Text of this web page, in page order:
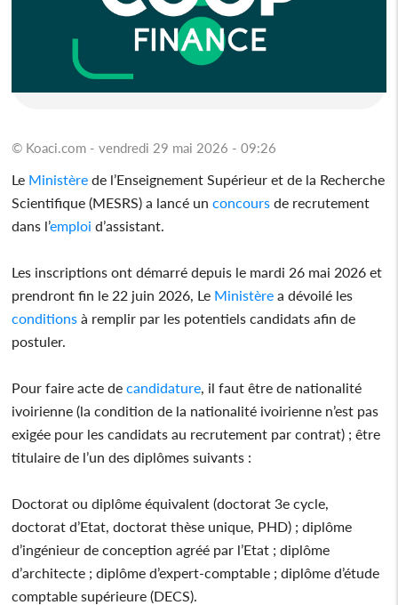
© Koaci.com - vendredi 29 mai 2026 - 09:26
Le Ministère de l’Enseignement Supérieur et de la Recherche
Scientifique (MESRS) a lancé unconcours de recrutement
dans l’emploi d’assistant.
Les inscriptions ont démarré depuis le mardi 26 mai 2026 et
prendront fin le 22 juin 2026, Le Ministère a dévoilé les
conditions à remplir par les potentiels candidats afin de
postuler.
Pour faire acte decandidature , il faut être de nationalité
ivoirienne (la condition de la nationalité ivoirienne n’est pas
exigée pour les candidats au recrutement par contrat) ; être
titulaire de l’un des diplômes suivants :
Doctorat ou diplôme équivalent (doctorat 3e cycle,
doctorat d’Etat, doctorat thèse unique, PHD) ; diplôme
d’ingénieur de conception agréé par l’Etat ; diplôme
d’architecte ; diplôme d’expert-comptable ; diplôme d’étude
comptable supérieure (DECS).